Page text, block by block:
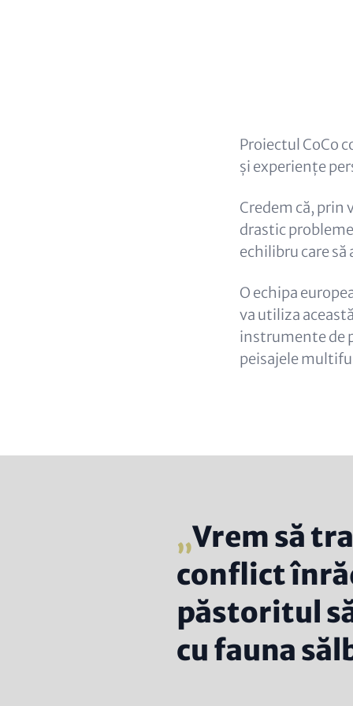
Content
Proiectul CoCo
și experiențe
Credem că,
drastic
echilibru care
O echipa
va utiliza
instrumente de
peisajele
Vrem să
conflict
păstoritul
cu fauna